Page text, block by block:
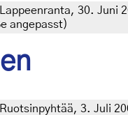
30. Juni
angepasst)
3. Juli